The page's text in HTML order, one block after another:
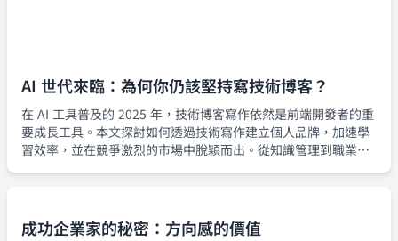
AI 世代來臨：為何你仍該堅持寫技術博客？
在 AI 工具普及的 2025 年，技術博客寫作依然是前端開發者的重
要成長工具。本文探討如何透過技術寫作建立個人品牌，加速學
習效率，並在競爭激烈的市場中脫穎而出。從知識管理到職業發
成功企業家的秘密：方向感的價值